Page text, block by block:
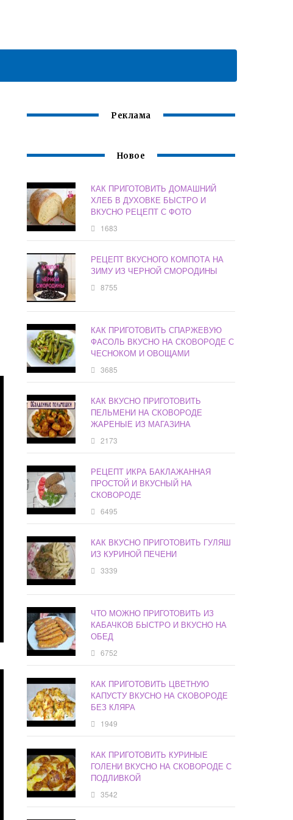
Реклама
Новое
КАК ПРИГОТОВИТЬ ДОМАШНИЙ
ХЛЕБ В ДУХОВКЕ БЫСТРО И
ВКУСНО РЕЦЕПТ С ФОТО
1683
РЕЦЕПТ ВКУСНОГО КОМПОТА НА
ЗИМУ ИЗ ЧЕРНОЙ СМОРОДИНЫ
8755
КАК ПРИГОТОВИТЬ СПАРЖЕВУЮ
ФАСОЛЬ ВКУСНО НА СКОВОРОДЕ С
ЧЕСНОКОМ И ОВОЩАМИ
3685
КАК ВКУСНО ПРИГОТОВИТЬ
ПЕЛЬМЕНИ НА СКОВОРОДЕ
ЖАРЕНЫЕ ИЗ МАГАЗИНА
2173
РЕЦЕПТ ИКРА БАКЛАЖАННАЯ
ПРОСТОЙ И ВКУСНЫЙ НА
СКОВОРОДЕ
6495
КАК ВКУСНО ПРИГОТОВИТЬ ГУЛЯШ
ИЗ КУРИНОЙ ПЕЧЕНИ
3339
ЧТО МОЖНО ПРИГОТОВИТЬ ИЗ
КАБАЧКОВ БЫСТРО И ВКУСНО НА
ОБЕД
6752
КАК ПРИГОТОВИТЬ ЦВЕТНУЮ
КАПУСТУ ВКУСНО НА СКОВОРОДЕ
БЕЗ КЛЯРА
1949
КАК ПРИГОТОВИТЬ КУРИНЫЕ
ГОЛЕНИ ВКУСНО НА СКОВОРОДЕ С
ПОДЛИВКОЙ
3542